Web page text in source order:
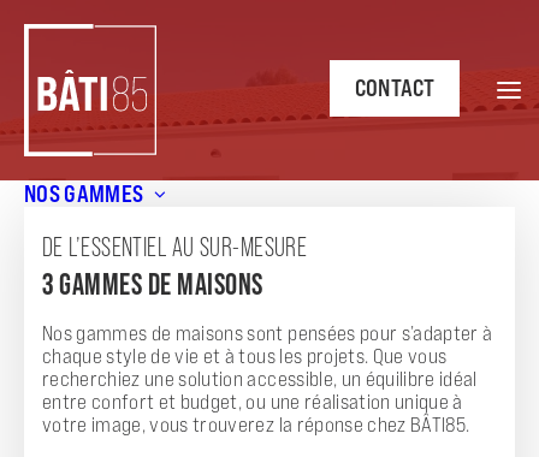
NOS GAMMES
DE L’ESSENTIEL AU SUR-MESURE
3 GAMMES DE MAISONS
Nos gammes de maisons sont pensées pour s’adapter à
chaque style de vie et à tous les projets. Que vous
recherchiez une solution accessible, un équilibre idéal
entre confort et budget, ou une réalisation unique à
votre image, vous trouverez la réponse chez BÂTI85.
CONTACT
Chambres de 74 m² à Brem-sur-Mer (85470) – Un cadre de
vie unique !
DÉCOUVREZ LA MAISON MODULO 3
CHAMBRES DE 74 M² À BREM-SUR-MER
(85470) – UN CADRE DE VIE UNIQUE !